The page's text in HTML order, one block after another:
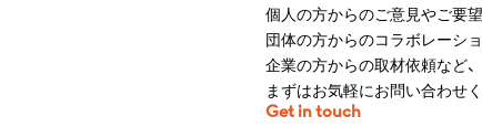
個人の方からのご意見やご要望
団体の方からのコラボレーショ
企業の方からの取材依頼など、
まずはお気軽にお問い合わせく
Get in touch